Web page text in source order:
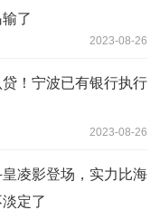
了
2023-08-26
！宁波已有银行执行
2023-08-26
凌影登场，实力比海
定了